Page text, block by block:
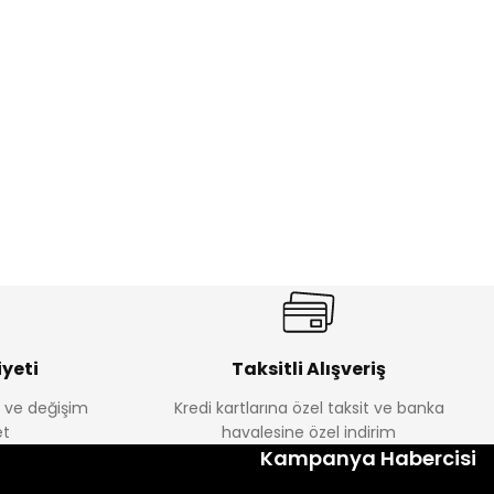
Melra Kız Çocuk Kot Pantolon
%22
Koren Kız Çocuk ve Bebek Tayt
ve değişim
Taksitli Alışveriş
Kredi kartlarına özel taksit ve banka
havalesine özel indirim
Kampanya Habercisi